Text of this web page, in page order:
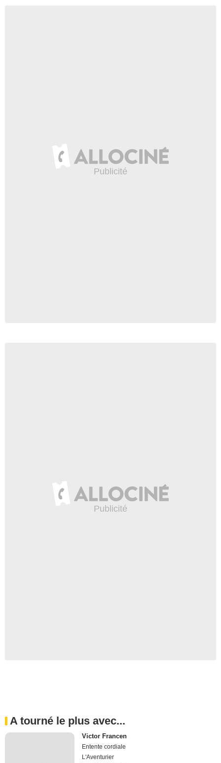
A tourné le plus avec...
Victor Francen
Entente cordiale
L'Aventurier